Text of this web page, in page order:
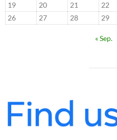
19
20 21 22
26
27 28 29
« Sep.